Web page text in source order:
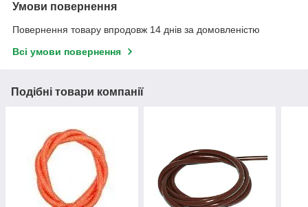
Умови повернення
Повернення товару впродовж 14 днів за домовленістю
Всі умови повернення
Подібні товари компанії